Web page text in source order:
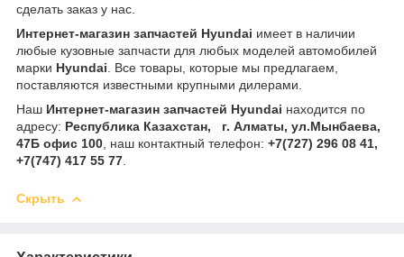
сделать заказ у нас.
Интернет-магазин запчастей Hyundai имеет в наличии
любые кузовные запчасти для любых моделей автомобилей
марки Hyundai . Все товары, которые мы предлагаем,
поставляются известными крупными дилерами.
Наш Интернет-магазин запчастей Hyundai находится по
адресу: Республика Казахстан, г. Алматы, ул.Мынбаева,
47Б офис 100 , наш контактный телефон: +7(727) 296 08 41,
+7(747) 417 55 77
Скрыть